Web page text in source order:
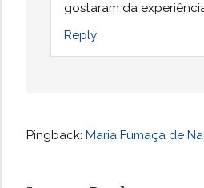
gostaram da
Reply
Pingback:Maria Fumaça de